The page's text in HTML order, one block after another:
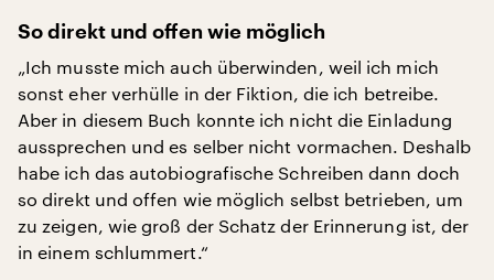
So direkt und offen wie möglich
„Ich musste mich auch überwinden, weil ich mich
sonst eher verhülle in der Fiktion, die ich betreibe.
Aber in diesem Buch konnte ich nicht die Einladung
aussprechen und es selber nicht vormachen. Deshalb
habe ich das autobiografische Schreiben dann doch
so direkt und offen wie möglich selbst betrieben, um
zu zeigen, wie groß der Schatz der Erinnerung ist, der
in einem schlummert.“